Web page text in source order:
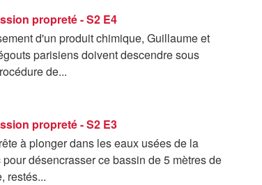
propreté - S2 E4
d'un produit chimique, Guillaume et
parisiens doivent descendre sous
de...
propreté - S2 E3
à plonger dans les eaux usées de la
désencrasser ce bassin de 5 mètres de
restés...